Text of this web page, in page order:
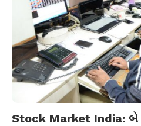
Stock Market India: